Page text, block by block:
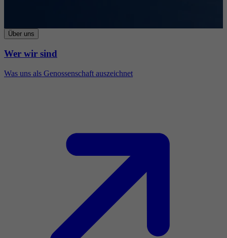
Über uns
Wer wir sind
Was uns als Genossenschaft auszeichnet